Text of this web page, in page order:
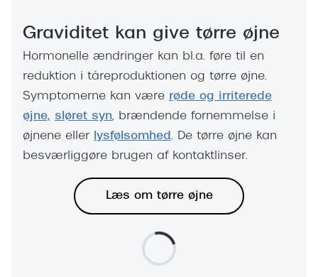
Graviditet kan give tørre øjne
Hormonelle ændringer kan bl.a. føre til en
reduktion i tåreproduktionen og tørre øjne.
Symptomerne kan være røde og irriterede
øjne, sløret syn, brændende fornemmelse i
øjnene eller
lysfølsomhed. De tørre øjne kan
besværliggøre brugen af kontaktlinser.
Læs om tørre øjne